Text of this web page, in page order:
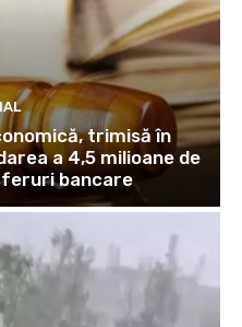
trimisă în
a 4,5 milioane de
bancare